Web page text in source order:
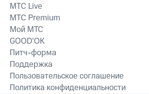
MTС Live
MTС Premium
Мой МТС
GOOD’OK
Питч-форма
Поддержка
Пользовательское соглашение
Политика конфиденциальности